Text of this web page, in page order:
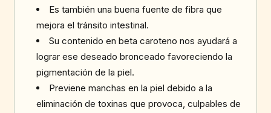
Es también una buena fuente de fibra que
mejora el tránsito intestinal.
Su contenido en beta caroteno nos ayudará a
lograr ese deseado bronceado favoreciendo la
pigmentación de la piel.
Previene manchas en la piel debido a la
eliminación de toxinas que provoca, culpables de